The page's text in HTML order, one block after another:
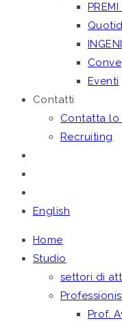
Eventi
Contatti
Contatta lo
Recruiting
English
Home
Studio
settori di
Prof.